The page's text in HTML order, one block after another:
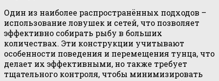
Один из наиболее распространённых подходов –
использование ловушек и сетей, что позволяет
эффективно собирать рыбу в больших
количествах. Эти конструкции учитывают
особенности поведения и перемещения тунца, что
делает их эффективными, но также требует
тщательного контроля, чтобы минимизировать